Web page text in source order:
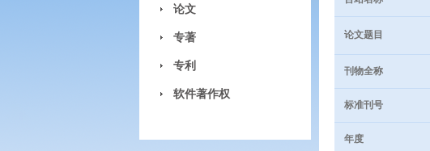
论文
专著
专利
软件著作权
论文题目
刊物全称
标准刊号
年度